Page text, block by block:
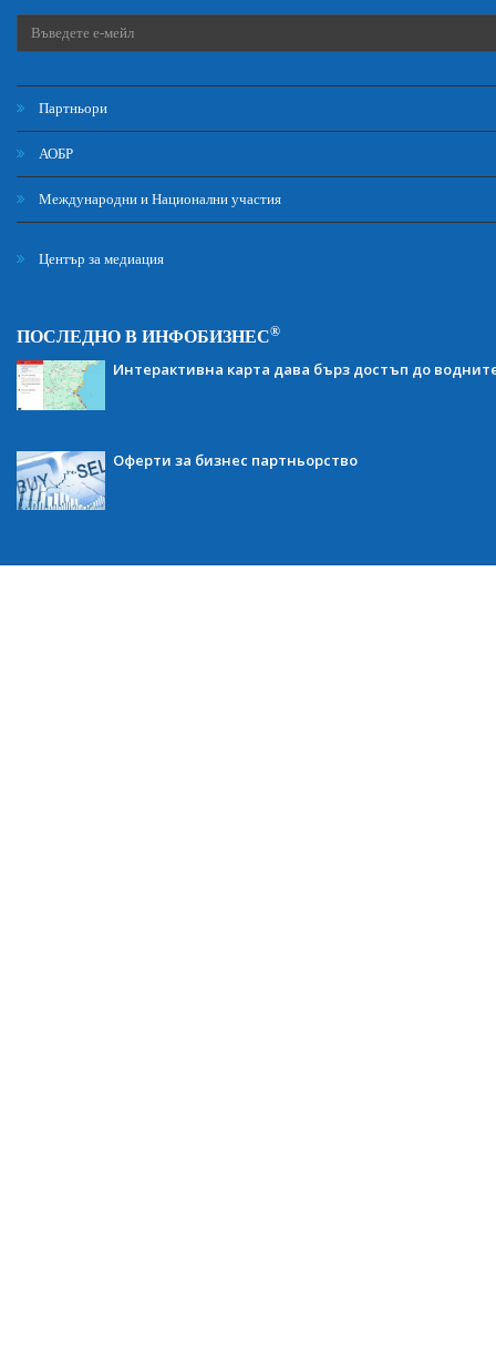
Партньори
АОБР
Международни и Национални участия
Център за медиация
ПОСЛЕДНО В ИНФОБИЗНЕС®
Интерактивна карта дава бърз достъп до
Оферти за бизнес партньорство